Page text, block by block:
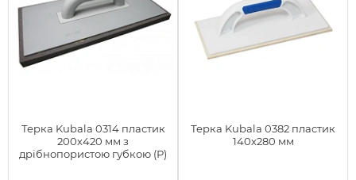
Терка Kubala 0314 пластик
200х420 мм з
дрібнопористою губкою (Р)
Терка Kubala 0382 пластик
140х280 мм